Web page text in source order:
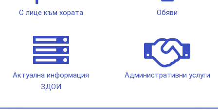
С лице към хората Обяви
Актуална информация
ЗДОИ
Административни услуги